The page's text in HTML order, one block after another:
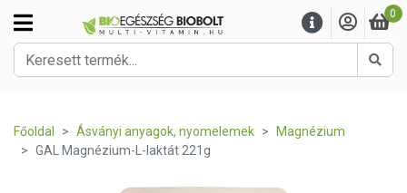
0
Főoldal Ásványi anyagok, nyomelemek
Magnézium
GAL Magnézium-L-laktát 221g